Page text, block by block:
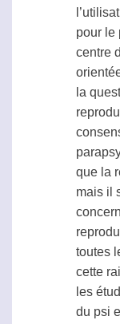
pour le
centre
la
que la
mais il
toutes
cette
les
du psi